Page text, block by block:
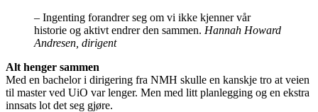
– Ingenting forandrer seg om vi ikke kjenner vår
historie og aktivt endrer den sammen. Hannah Howard
Andresen, dirigent
Alt henger sammen
Med en bachelor i dirigering fra NMH skulle en kanskje tro at veien
til master ved UiO var lenger. Men med litt planlegging og en ekstra
innsats lot det seg gjøre.